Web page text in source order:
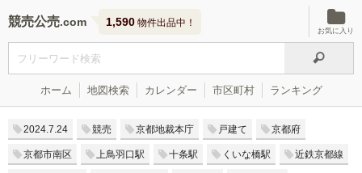
競売公売 1,590 物件出品中！
お気に入り
ホーム 地図検索 カレンダー 市区町村 ランキング
2024.7.24 競売 京都地裁本庁 戸建て 京都府
京都市南区 上鳥羽口駅 十条駅 くいな橋駅 近鉄京都線